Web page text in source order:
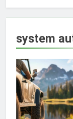
system